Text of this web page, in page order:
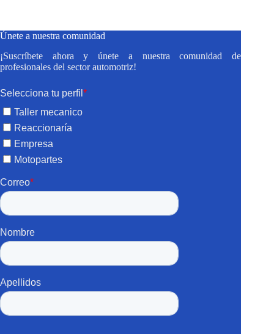
Únete a nuestra comunidad
¡Suscríbete ahora y únete a nuestra comunidad de
profesionales del sector automotriz!